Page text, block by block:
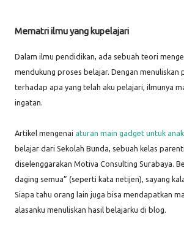
Mematri ilmu yang kupelajari
Dalam ilmu pendidikan, ada sebuah teori
mendukung proses belajar. Dengan menuliskan
terhadap apa yang telah aku pelajari, ilmunya
ingatan.
Artikel mengenai aturan main gadget untuk anak
belajar dari Sekolah Bunda, sebuah kelas
diselenggarakan Motiva Consulting Surabaya.
daging semua” (seperti kata netijen), sayang
Siapa tahu orang lain juga bisa mendapatkan
alasanku menuliskan hasil belajarku di blog.